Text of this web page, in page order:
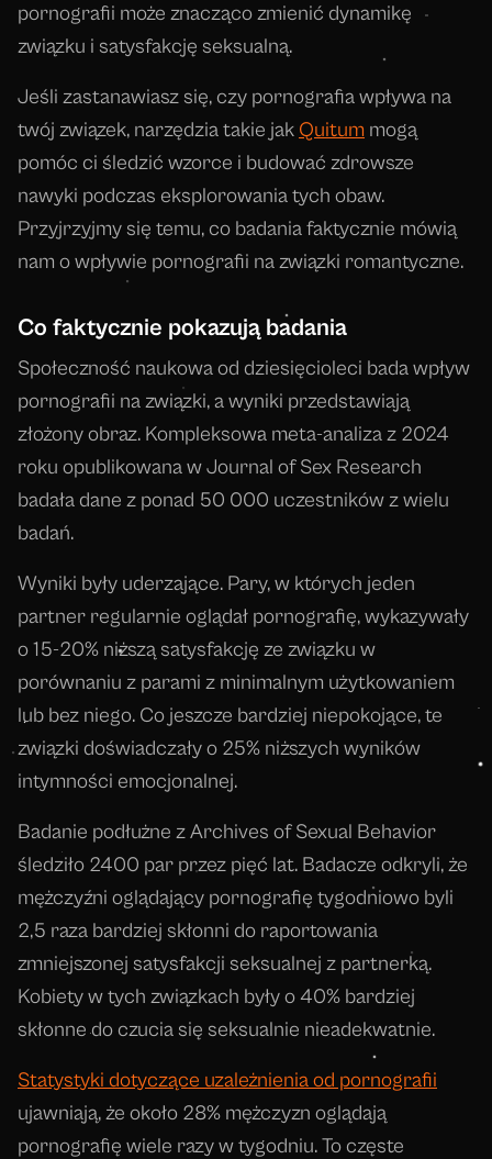
pornografii może znacząco zmienić dynamikę
związku i satysfakcję seksualną.
Jeśli zastanawiasz się, czy pornografia wpływa na
twój związek, narzędzia takie jak Quitum mogą
pomóc ci śledzić wzorce i budować zdrowsze
nawyki podczas eksplorowania tych obaw.
Przyjrzyjmy się temu, co badania faktycznie mówią
nam o wpływie pornografii na związki romantyczne.
Co faktycznie pokazują badania
Społeczność naukowa od dziesięcioleci bada wpływ
pornografii na związki, a wyniki przedstawiają
złożony obraz. Kompleksowa meta-analiza z 2024
roku opublikowana w Journal of Sex Research
badała dane z ponad 50 000 uczestników z wielu
badań.
Wyniki były uderzające. Pary, w których jeden
partner regularnie oglądał pornografię, wykazywały
o 15-20% niższą satysfakcję ze związku w
porównaniu z parami z minimalnym użytkowaniem
lub bez niego. Co jeszcze bardziej niepokojące, te
związki doświadczały o 25% niższych wyników
intymności emocjonalnej.
Badanie podłużne z Archives of Sexual Behavior
śledziło 2400 par przez pięć lat. Badacze odkryli, że
mężczyźni oglądający pornografię tygodniowo byli
2,5 raza bardziej skłonni do raportowania
zmniejszonej satysfakcji seksualnej z partnerką.
Kobiety w tych związkach były o 40% bardziej
skłonne do czucia się seksualnie nieadekwatnie.
Statystyki dotyczące uzależnienia od pornografii
ujawniają, że około 28% mężczyzn oglądają
pornografię wiele razy w tygodniu. To częste